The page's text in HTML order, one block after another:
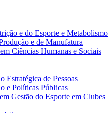
e do Esporte e Metabolismo
e de Manufatura
Ciências Humanas e Sociais
Estratégica de Pessoas
e Políticas Públicas
Gestão do Esporte em Clubes